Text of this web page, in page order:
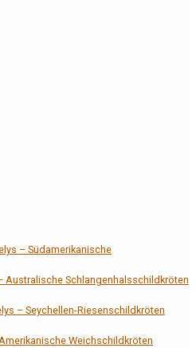
– Südamerikanische
Australische Schlangenhalsschildkröten
– Seychellen-Riesenschildkröten
Weichschildkröten